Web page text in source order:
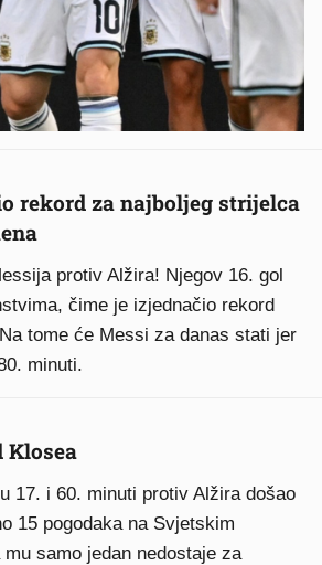
rekord za najboljeg strijelca
protiv Alžira! Njegov 16. gol
čime je izjednačio rekord
tome će Messi za danas stati jer
minuti.
Klosea
17. i 60. minuti protiv Alžira došao
15 pogodaka na Svjetskim
samo jedan nedostaje za